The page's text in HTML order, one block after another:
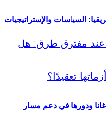
السياسات والإستراتيجيات
غانا ودورها في دعم مسار